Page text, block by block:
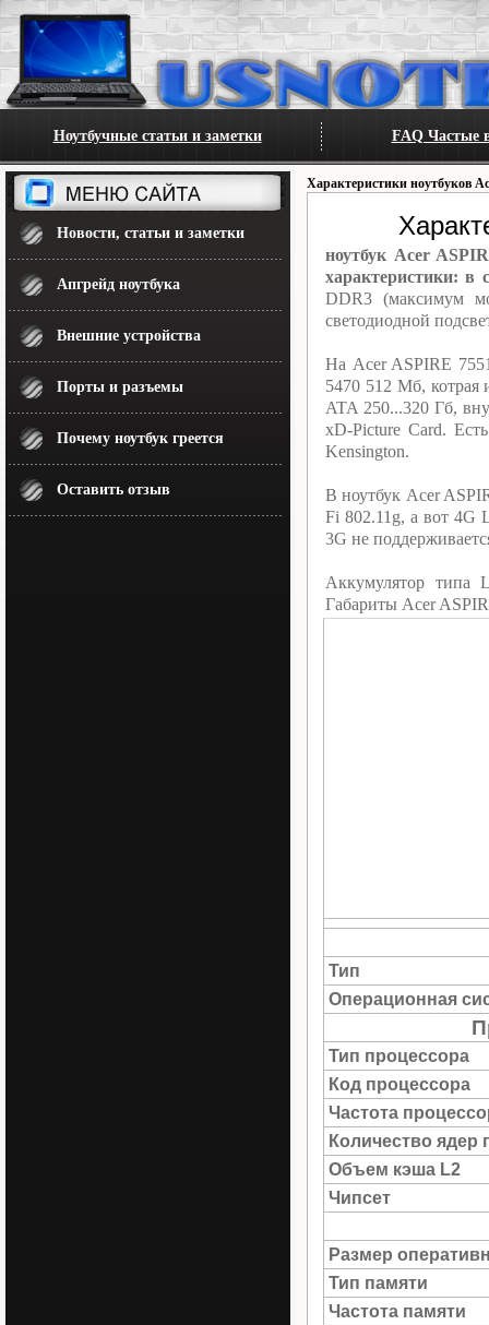
Ноутбучные статьи и заметки FAQ Частые
Новости, статьи и заметки
Апгрейд ноутбука
Внешние устройства
Порты и разъемы
Почему ноутбук греется
Оставить отзыв
Характеристики ноутбуков
ноутбук Acer
характеристики: в
DDR3 (максимум
светодиодной
На Acer ASPIRE
5470 512 Мб,
ATA 250...320 Гб,
xD-Picture Card.
Kensington.
В ноутбук Acer
Fi 802.11g, а вот 4G
3G не
Аккумулятор
Габариты Acer
Тип
Операционная
Тип процессора
Код процессора
Частота
Количество ядер
Объем кэша L2
Чипсет
Размер
Тип памяти
Частота памяти